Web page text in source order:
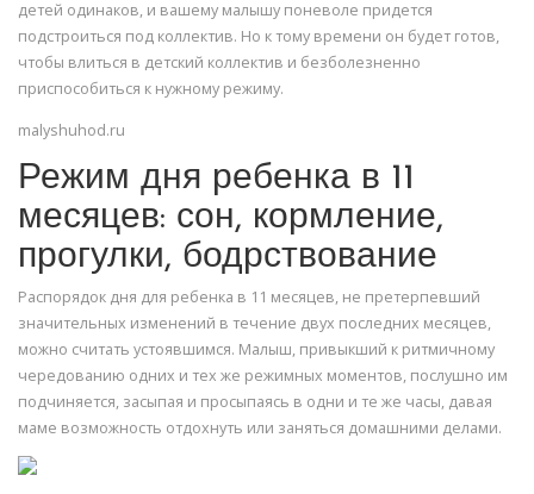
детей одинаков, и вашему малышу поневоле придется
подстроиться под коллектив. Но к тому времени он будет готов,
чтобы влиться в детский коллектив и безболезненно
приспособиться к нужному режиму.
malyshuhod.ru
Режим дня ребенка в 11
месяцев: сон, кормление,
прогулки, бодрствование
Распорядок дня для ребенка в 11 месяцев, не претерпевший
значительных изменений в течение двух последних месяцев,
можно считать устоявшимся. Малыш, привыкший к ритмичному
чередованию одних и тех же режимных моментов, послушно им
подчиняется, засыпая и просыпаясь в одни и те же часы, давая
маме возможность отдохнуть или заняться домашними делами.